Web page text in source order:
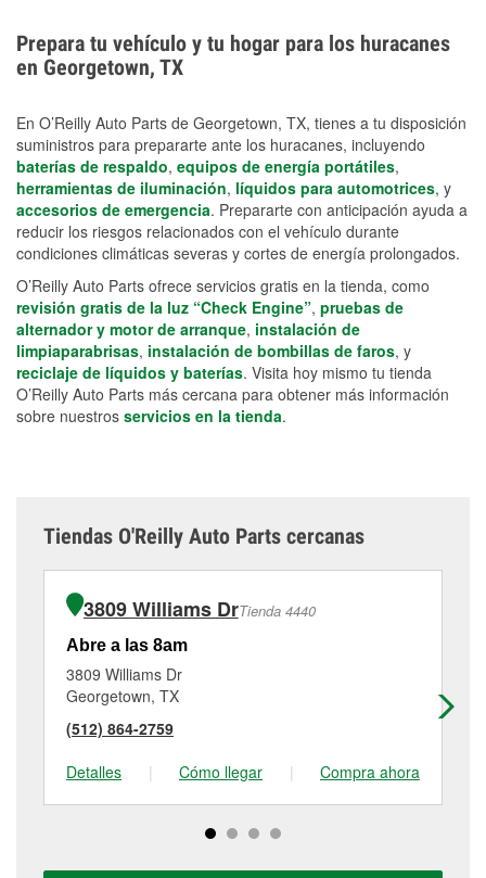
los daños por inundación. Evitar el agua estancada y
preparar opciones de carga de respaldo son
medidas de protección más efectivas.
Prepara tu vehículo y tu hogar para los huracanes
en Georgetown, TX
En O’Reilly Auto Parts de Georgetown, TX, tienes a tu disposición
suministros para prepararte ante los huracanes, incluyendo
baterías de respaldo, equipos de energía portátiles,
herramientas de iluminación, líquidos para automotrices, y
accesorios de emergencia. Prepararte con anticipación ayuda a
reducir los riesgos relacionados con el vehículo durante
condiciones climáticas severas y cortes de energía prolongados.
O’Reilly Auto Parts ofrece servicios gratis en la tienda, como
revisión gratis de la luz “Check Engine”, pruebas de
alternador y motor de arranque, instalación de
limpiaparabrisas, instalación de bombillas de faros, y
reciclaje de líquidos y baterías. Visita hoy mismo tu tienda
O’Reilly Auto Parts más cercana para obtener más información
sobre nuestros servicios en la tienda.
Tiendas O'Reilly Auto Parts cercanas
3809 Williams DrTienda 4440
Abre a las 8am
3809 Williams Dr
Georgetown, TX
(512) 864-2759
Detalles
| Cómo llegar | Compra ahora